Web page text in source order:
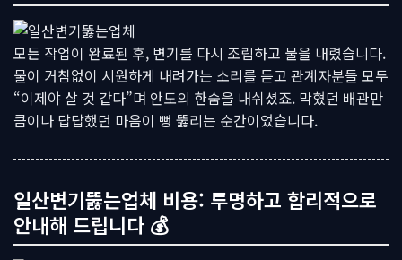
모든 작업이 완료된 후, 변기를 다시 조립하고 물을 내렸습니다.
물이 거침없이 시원하게 내려가는 소리를 듣고 관계자분들 모두
“이제야 살 것 같다”며 안도의 한숨을 내쉬셨죠. 막혔던 배관만
큼이나 답답했던 마음이 뻥 뚫리는 순간이었습니다.
일산변기뚫는업체 비용: 투명하고 합리적으로
안내해 드립니다 💰